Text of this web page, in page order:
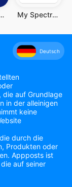
Banking My Spectrum
Deutsch
die auf Grundlage
in der alleinigen
keine
durch die
Produkten oder
Appposts ist
auf seiner